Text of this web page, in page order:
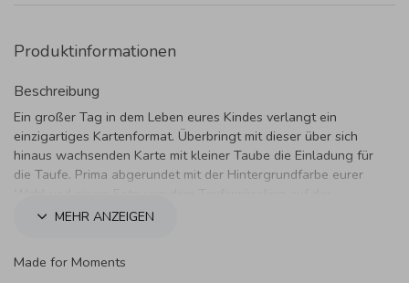
Produktinformationen
Beschreibung
Ein großer Tag in dem Leben eures Kindes verlangt ein
einzigartiges Kartenformat. Überbringt mit dieser über sich
hinaus wachsenden Karte mit kleiner Taube die Einladung für
die Taufe. Prima abgerundet mit der Hintergrundfarbe eurer
Rückseite.MEHR ANZEIGEN
Made for Moments